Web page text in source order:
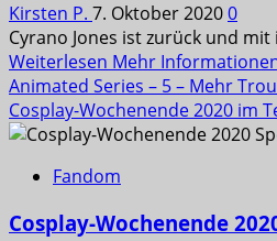
Kirsten P. 7. Oktober 20200
Cyrano Jones ist zurück und
Weiterlesen Mehr
Animated Series – 5 – Mehr
Cosplay-Wochenende 2020 im
Fandom
Cosplay-Wochenende